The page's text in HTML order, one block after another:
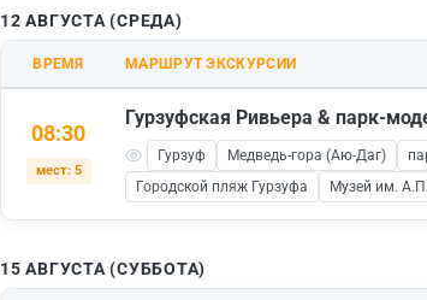
12 АВГУСТА (СРЕДА)
ВРЕМЯ МАРШРУТ ЭКСКУРСИИ
08:30
мест: 5
Гурзуфская Ривьера & парк-
Гурзуф Медведь-гора (Аю-Даг)
Городской пляж Гурзуфа
Музей им.
15 АВГУСТА (СУББОТА)